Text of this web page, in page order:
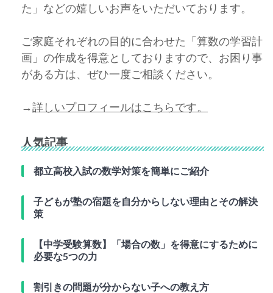
た」などの嬉しいお声をいただいております。
ご家庭それぞれの目的に合わせた「算数の学習計
画」の作成を得意としておりますので、お困り事
がある方は、ぜひ一度ご相談ください。
→詳しいプロフィールはこちらです。
人気記事
都立高校入試の数学対策を簡単にご紹介
子どもが塾の宿題を自分からしない理由とその解決
策
【中学受験算数】「場合の数」を得意にするために
必要な5つの力
割引きの問題が分からない子への教え方